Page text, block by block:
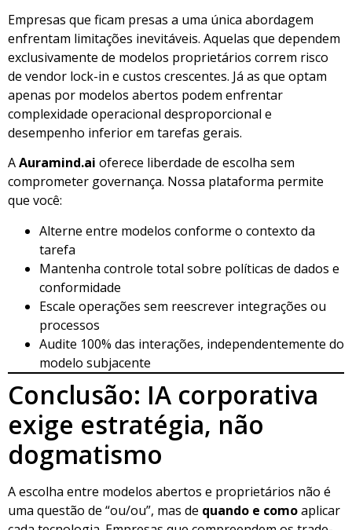
Empresas que ficam presas a uma única abordagem
enfrentam limitações inevitáveis. Aquelas que dependem
exclusivamente de modelos proprietários correm risco
de vendor lock-in e custos crescentes. Já as que optam
apenas por modelos abertos podem enfrentar
complexidade operacional desproporcional e
desempenho inferior em tarefas gerais.
AAuramind.ai oferece liberdade de escolha sem
comprometer governança. Nossa plataforma permite
que você:
Alterne entre modelos conforme o contexto da
tarefa
Mantenha controle total sobre políticas de dados e
conformidade
Escale operações sem reescrever integrações ou
processos
Audite 100% das interações, independentemente do
modelo subjacente
Conclusão: IA corporativa
exige estratégia, não
dogmatismo
A escolha entre modelos abertos e proprietários não é
uma questão de “ou/ou”, mas de quando e comoaplicar